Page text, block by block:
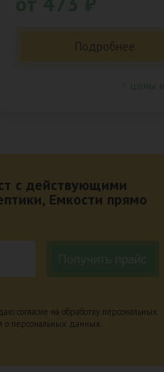
Подробнее
с действующими
Емкости прямо
согласие на обработку персональных
о персональных данных.